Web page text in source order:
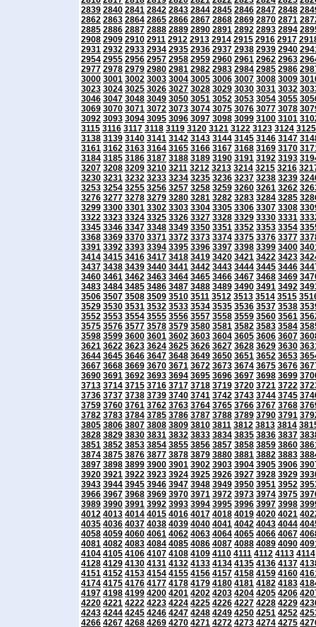
2839 2840 2841 2842 2843 2844 2845 2846 2847 2848
2862 2863 2864 2865 2866 2867 2868 2869 2870 2871
2885 2886 2887 2888 2889 2890 2891 2892 2893 2894
2908 2909 2910 2911 2912 2913 2914 2915 2916 2917
2931 2932 2933 2934 2935 2936 2937 2938 2939 2940
2954 2955 2956 2957 2958 2959 2960 2961 2962 2963
2977 2978 2979 2980 2981 2982 2983 2984 2985 2986
3000 3001 3002 3003 3004 3005 3006 3007 3008 3009
3023 3024 3025 3026 3027 3028 3029 3030 3031 3032
3046 3047 3048 3049 3050 3051 3052 3053 3054 3055
3069 3070 3071 3072 3073 3074 3075 3076 3077 3078
3092 3093 3094 3095 3096 3097 3098 3099 3100 3101
3115 3116 3117 3118 3119 3120 3121 3122 3123 3124 3125
3138 3139 3140 3141 3142 3143 3144 3145 3146 3147
3161 3162 3163 3164 3165 3166 3167 3168 3169 3170
3184 3185 3186 3187 3188 3189 3190 3191 3192 3193
3207 3208 3209 3210 3211 3212 3213 3214 3215 3216
3230 3231 3232 3233 3234 3235 3236 3237 3238 3239
3253 3254 3255 3256 3257 3258 3259 3260 3261 3262
3276 3277 3278 3279 3280 3281 3282 3283 3284 3285
3299 3300 3301 3302 3303 3304 3305 3306 3307 3308
3322 3323 3324 3325 3326 3327 3328 3329 3330 3331
3345 3346 3347 3348 3349 3350 3351 3352 3353 3354
3368 3369 3370 3371 3372 3373 3374 3375 3376 3377
3391 3392 3393 3394 3395 3396 3397 3398 3399 3400
3414 3415 3416 3417 3418 3419 3420 3421 3422 3423
3437 3438 3439 3440 3441 3442 3443 3444 3445 3446
3460 3461 3462 3463 3464 3465 3466 3467 3468 3469
3483 3484 3485 3486 3487 3488 3489 3490 3491 3492
3506 3507 3508 3509 3510 3511 3512 3513 3514 3515
3529 3530 3531 3532 3533 3534 3535 3536 3537 3538
3552 3553 3554 3555 3556 3557 3558 3559 3560 3561
3575 3576 3577 3578 3579 3580 3581 3582 3583 3584
3598 3599 3600 3601 3602 3603 3604 3605 3606 3607
3621 3622 3623 3624 3625 3626 3627 3628 3629 3630
3644 3645 3646 3647 3648 3649 3650 3651 3652 3653
3667 3668 3669 3670 3671 3672 3673 3674 3675 3676
3690 3691 3692 3693 3694 3695 3696 3697 3698 3699
3713 3714 3715 3716 3717 3718 3719 3720 3721 3722
3736 3737 3738 3739 3740 3741 3742 3743 3744 3745
3759 3760 3761 3762 3763 3764 3765 3766 3767 3768
3782 3783 3784 3785 3786 3787 3788 3789 3790 3791
3805 3806 3807 3808 3809 3810 3811 3812 3813 3814
3828 3829 3830 3831 3832 3833 3834 3835 3836 3837
3851 3852 3853 3854 3855 3856 3857 3858 3859 3860
3874 3875 3876 3877 3878 3879 3880 3881 3882 3883
3897 3898 3899 3900 3901 3902 3903 3904 3905 3906
3920 3921 3922 3923 3924 3925 3926 3927 3928 3929
3943 3944 3945 3946 3947 3948 3949 3950 3951 3952
3966 3967 3968 3969 3970 3971 3972 3973 3974 3975
3989 3990 3991 3992 3993 3994 3995 3996 3997 3998
4012 4013 4014 4015 4016 4017 4018 4019 4020 4021
4035 4036 4037 4038 4039 4040 4041 4042 4043 4044
4058 4059 4060 4061 4062 4063 4064 4065 4066 4067
4081 4082 4083 4084 4085 4086 4087 4088 4089 4090
4104 4105 4106 4107 4108 4109 4110 4111 4112 4113 4114
4128 4129 4130 4131 4132 4133 4134 4135 4136 4137
4151 4152 4153 4154 4155 4156 4157 4158 4159 4160
4174 4175 4176 4177 4178 4179 4180 4181 4182 4183
4197 4198 4199 4200 4201 4202 4203 4204 4205 4206
4220 4221 4222 4223 4224 4225 4226 4227 4228 4229
4243 4244 4245 4246 4247 4248 4249 4250 4251 4252
4266 4267 4268 4269 4270 4271 4272 4273 4274 4275